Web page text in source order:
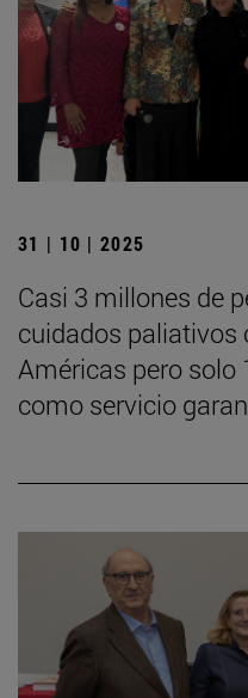
31 | 10 | 2025
Casi 3 millones de
cuidados paliativos
Américas pero solo
como servicio